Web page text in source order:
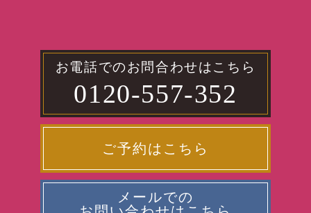
お電話でのお問合わせはこちら
0120-557-352
ご予約はこちら
メールでの